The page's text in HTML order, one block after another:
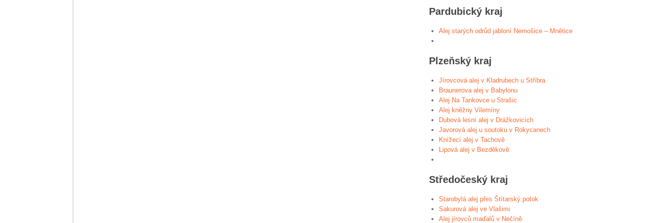
Pardubický kraj
Alej starých odrůd jabloní Nemošice – Mnětice
Plzeňský kraj
Jírovcová alej v Kladrubech u Stříbra
Braunerova alej v Babylonu
Alej Na Tankovce u Strašic
Alej kněžny Vilemíny
Dubová lesní alej v Drážkovicích
Javorová alej u soutoku v Rokycanech
Knížecí alej v Tachově
Lipová alej v Bezděkově
Středočeský kraj
Starobylá alej přes Štítarský potok
Sakurová alej ve Vlašimi
Alej jírovců maďalů v Nečíně